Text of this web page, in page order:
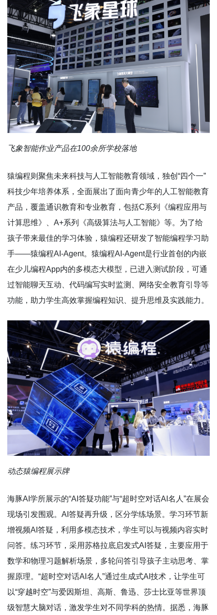
飞象智能作业产品在100余所学校落地
猿编程则聚焦未来科技与人工智能教育领域，独创“四个一”
科技少年培养体系，全面展出了面向青少年的人工智能教育
产品，覆盖通识教育和专业教育，包括C系列《编程应用与
计算思维》、A+系列《高级算法与人工智能》等。为了给
孩子带来最佳的学习体验，猿编程还研发了智能编程学习助
手——猿编程AI-Agent。猿编程AI-Agent是行业首创的内嵌
在少儿编程App内的多模态大模型，已进入测试阶段，可通
过智能聊天互动、代码编写实时监测、网络安全教育引导等
功能，助力学生高效掌握编程知识、提升思维及实践能力。
动态猿编程展示牌
海豚AI学所展示的“AI答疑功能”与“超时空对话AI名人”在展会
现场引发围观。AI答疑再升级，区分学练场景。学习环节新
增视频AI答疑，利用多模态技术，学生可以与视频内容实时
问答。练习环节，采用苏格拉底启发式AI答疑，主要应用于
数学和物理习题解析场景，多轮问答引导孩子主动思考、掌
握原理。“超时空对话AI名人”通过生成式AI技术，让学生可
以“穿越时空”与爱因斯坦、高斯、鲁迅、莎士比亚等世界顶
级智慧大脑对话，激发学生对不同学科的热情。据悉，海豚